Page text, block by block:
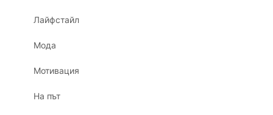
Лайфстайл
Мода
Мотивация
На път